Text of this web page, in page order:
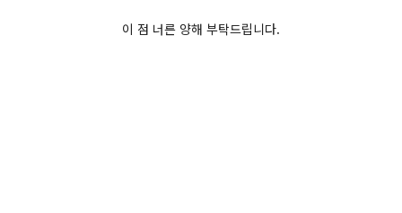
이 점 너른 양해 부탁드립니다.